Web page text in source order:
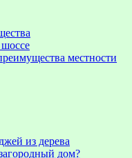
местности
из дерева
дом?